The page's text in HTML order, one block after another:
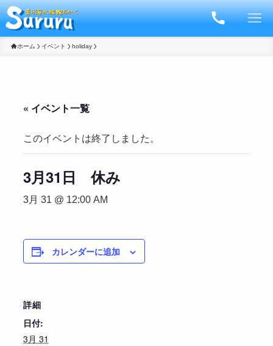
ホーム イベント holiday
« イベント一覧
このイベントは終了しました。
3月31日 休み
3月 31 @ 12:00 AM
カレンダーに追加
詳細
日付:
3月 31